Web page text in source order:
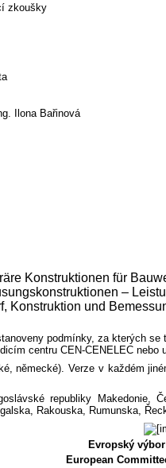
zkoušky
Ilona Bařinová
Konstruktionen für
–
Konstruktion und
podmínky, za kterých
centru CEN-CENELEC nebo
německé). Verze v každém
republiky
Rakouska, Rumunska,
Evropský
European